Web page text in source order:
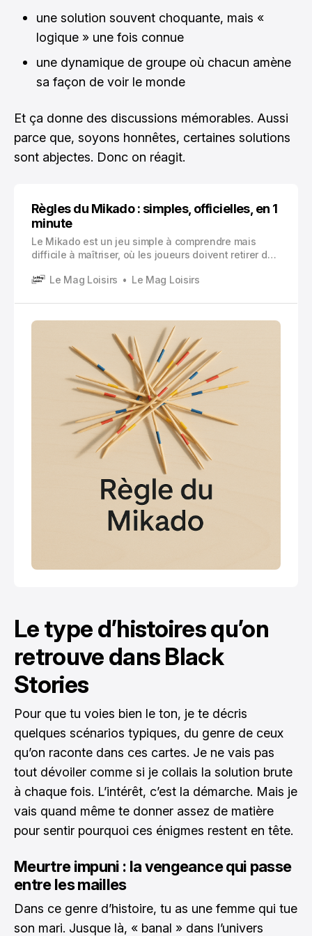
une solution souvent choquante, mais «
logique » une fois connue
une dynamique de groupe où chacun amène
sa façon de voir le monde
Et ça donne des discussions mémorables. Aussi
parce que, soyons honnêtes, certaines solutions
sont abjectes. Donc on réagit.
Règles du Mikado : simples, officielles, en 1
minute
Le Mikado est un jeu simple à comprendre mais
difficile à maîtriser, où les joueurs doivent retirer des
autres.Le Mag Loisirs Le Mag Loisirs
Le type d’histoires qu’on
retrouve dans Black
Stories
Pour que tu voies bien le ton, je te décris
quelques scénarios typiques, du genre de ceux
qu’on raconte dans ces cartes. Je ne vais pas
tout dévoiler comme si je collais la solution brute
à chaque fois. L’intérêt, c’est la démarche. Mais je
vais quand même te donner assez de matière
pour sentir pourquoi ces énigmes restent en tête.
Meurtre impuni : la vengeance qui passe
entre les mailles
Dans ce genre d’histoire, tu as une femme qui tue
son mari. Jusque là, « banal » dans l’univers